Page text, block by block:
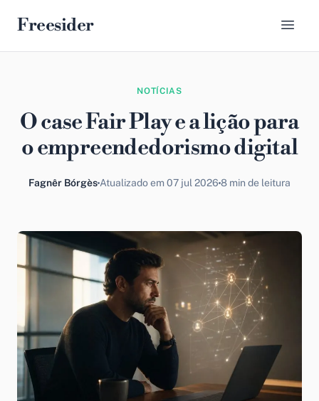
Freesider
NOTÍCIAS
O case Fair Play e a lição para
o empreendedorismo digital
Fagnêr Bórgès Atualizado em 07 jul 2026 8 min de leitura